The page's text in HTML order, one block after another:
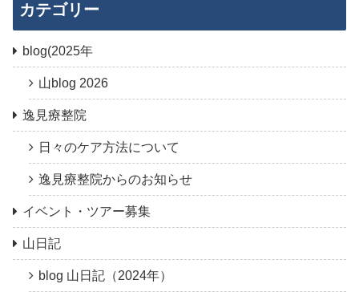
カテゴリー
blog(2025年
山blog 2026
逸見療整院
日々のケア方法について
逸見療整院からのお知らせ
イベント・ツアー募集
山日記
blog 山日記（2024年）